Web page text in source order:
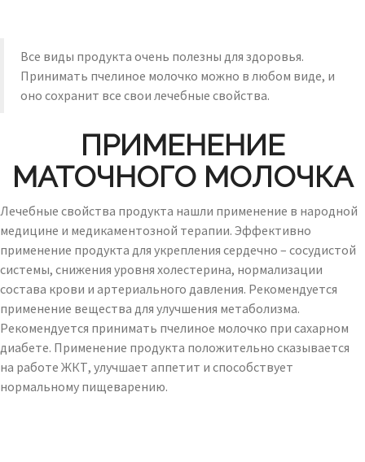
Все виды продукта очень полезны для здоровья.
Принимать пчелиное молочко можно в любом виде, и
оно сохранит все свои лечебные свойства.
ПРИМЕНЕНИЕ
МАТОЧНОГО МОЛОЧКА
Лечебные свойства продукта нашли применение в народной
медицине и медикаментозной терапии. Эффективно
применение продукта для укрепления сердечно – сосудистой
системы, снижения уровня холестерина, нормализации
состава крови и артериального давления. Рекомендуется
применение вещества для улучшения метаболизма.
Рекомендуется принимать пчелиное молочко при сахарном
диабете. Применение продукта положительно сказывается
на работе ЖКТ, улучшает аппетит и способствует
нормальному пищеварению.